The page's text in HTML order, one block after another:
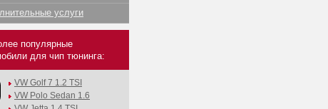
услуги
популярные
для чип тюнинга:
VW Golf 7 1.2 TSI
VW Polo Sedan 1.6